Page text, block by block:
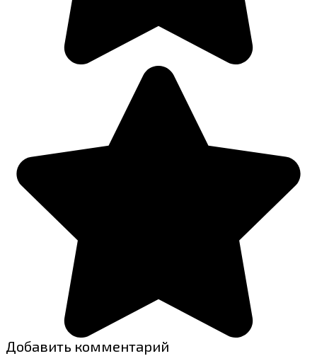
Добавить комментарий